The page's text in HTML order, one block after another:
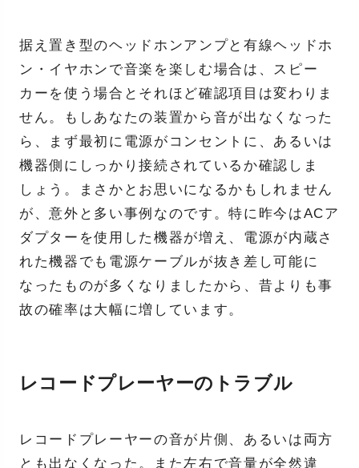
据え置き型のヘッドホンアンプと有線ヘッドホ
ン・イヤホンで音楽を楽しむ場合は、スピー
カーを使う場合とそれほど確認項目は変わりま
せん。もしあなたの装置から音が出なくなった
ら、まず最初に電源がコンセントに、あるいは
機器側にしっかり接続されているか確認しま
しょう。まさかとお思いになるかもしれません
が、意外と多い事例なのです。特に昨今はACア
ダプターを使用した機器が増え、電源が内蔵さ
れた機器でも電源ケーブルが抜き差し可能に
なったものが多くなりましたから、昔よりも事
故の確率は大幅に増しています。
レコードプレーヤーのトラブル
レコードプレーヤーの音が片側、あるいは両方
とも出なくなった。また左右で音量が全然違